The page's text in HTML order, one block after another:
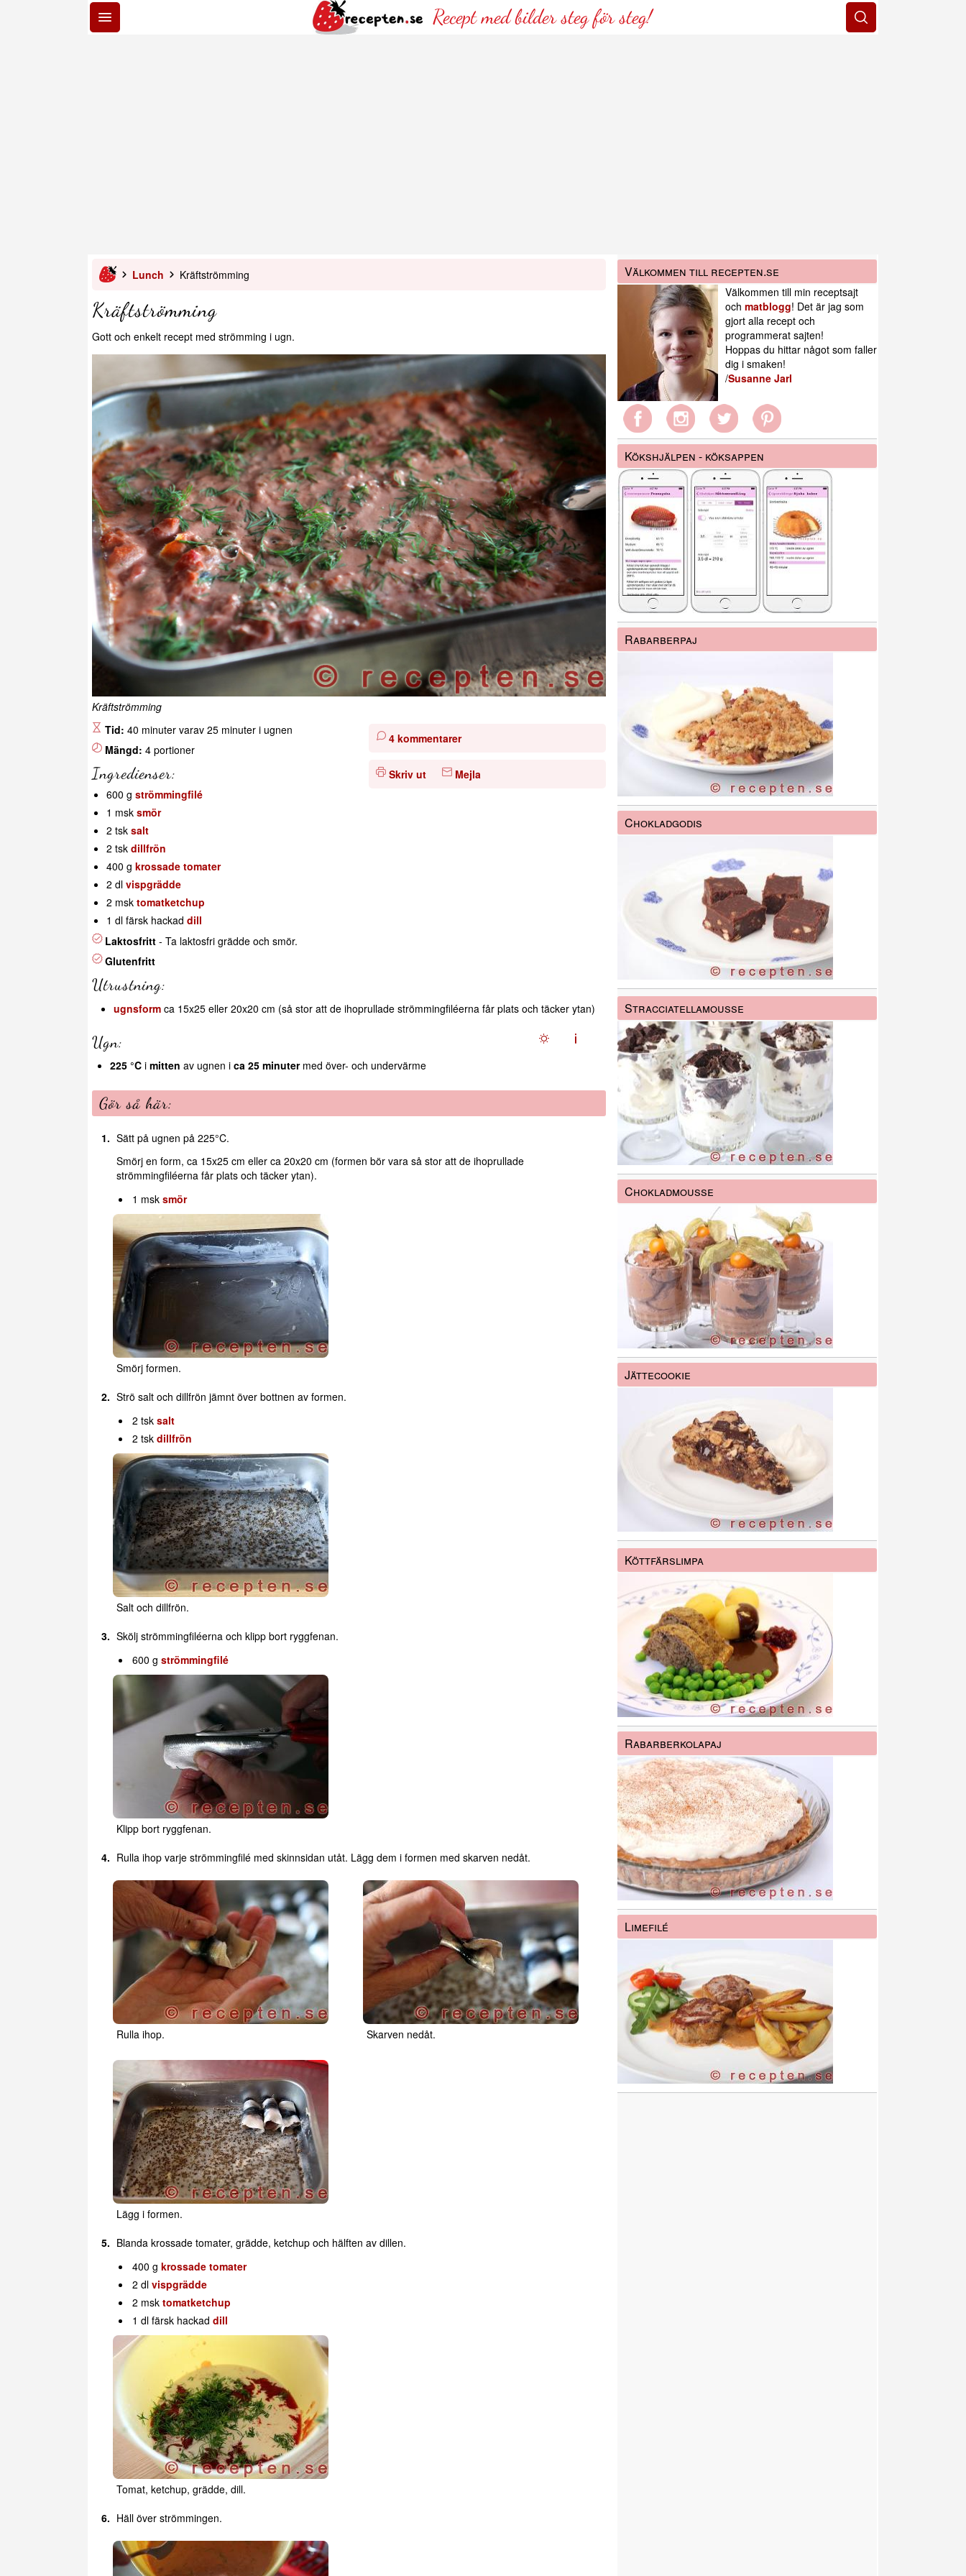
Recept med bilder steg för steg!
Lunch Kräftströmming
Kräftströmming
Gott och enkelt recept med strömming i ugn.
Kräftströmming
4 kommentarer
Skriv ut Mejla
Tid: 40 minuter varav 25 minuter i ugnen
Mängd: 4 portioner
Ingredienser:
600 g strömmingfilé
1 msk smör
2 tsk salt
2 tsk dillfrön
400 g krossade tomater
2 dl vispgrädde
2 msk tomatketchup
1 dl färsk hackad dill
Laktosfritt - Ta laktosfri grädde och smör.
Glutenfritt
Utrustning:
ugnsform ca 15x25 eller 20x20 cm (så stor att de ihoprullade strömmingfiléerna får plats och täcker ytan)
Ugn:
225 °C i mitten av ugnen i ca 25 minutermed över- och undervärme
Gör så här:
Sätt på ugnen på 225°C.
Smörj en form, ca 15x25 cm eller ca 20x20 cm (formen bör vara så stor att de ihoprullade
strömmingfiléerna får plats och täcker ytan).
1 msksmör
Smörj formen.
Strö salt och dillfrön jämnt över bottnen av formen.
2 tsksalt
2 tskdillfrön
Salt och dillfrön.
Skölj strömmingfiléerna och klipp bort ryggfenan.
600 gströmmingfilé
Klipp bort ryggfenan.
Rulla ihop varje strömmingfilé med skinnsidan utåt. Lägg dem i formen med skarven nedåt.
Rulla ihop. Skarven nedåt.
Lägg i formen.
Blanda krossade tomater, grädde, ketchup och hälften av dillen.
400 gkrossade tomater
2 dlvispgrädde
2 msktomatketchup
1 dl färsk hackaddill
Tomat, ketchup, grädde, dill.
Häll över strömmingen.
Välkommen till recepten.se
Välkommen till min receptsajt
och matblogg! Det är jag som
gjort alla recept och
programmerat sajten!
Hoppas du hittar något som faller
dig i smaken!
/Susanne Jarl
Kökshjälpen - köksappen
Rabarberpaj
Chokladgodis
Stracciatellamousse
Chokladmousse
Jättecookie
Köttfärslimpa
Rabarberkolapaj
Limefilé